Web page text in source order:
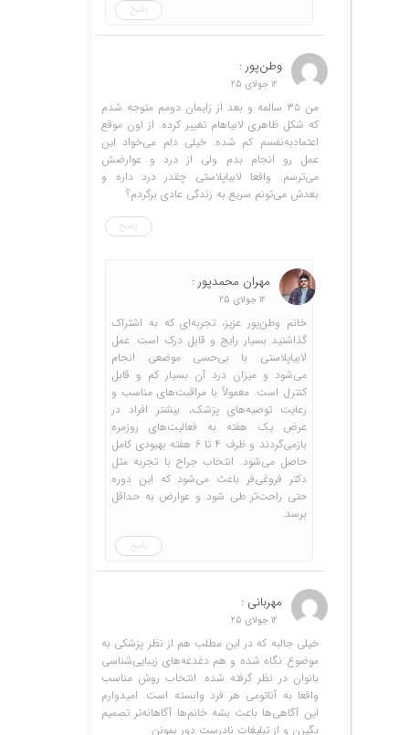
پاسخ
وطن‌پور :
12 جولای 25
من ۳۵ سالمه و بعد از زایمان دومم متوجه شدم
که شکل ظاهری لابیاهام تغییر کرده. از اون موقع
اعتمادبه‌نفسم کم شده. خیلی دلم می‌خواد این
عمل رو انجام بدم ولی از درد و عوارضش
می‌ترسم. واقعا لابیاپلاستی چقدر درد داره و
بعدش می‌تونم سریع به زندگی عادی برگردم؟
پاسخ
مهران محمدپور :
12 جولای 25
خانم وطن‌پور عزیز، تجربه‌ای که به اشتراک
گذاشتید بسیار رایج و قابل درک است. عمل
لابیاپلاستی با بی‌حسی موضعی انجام
می‌شود و میزان درد آن بسیار کم و قابل
کنترل است. معمولاً با مراقبت‌های مناسب و
رعایت توصیه‌های پزشک، بیشتر افراد در
عرض یک هفته به فعالیت‌های روزمره
بازمی‌گردند و ظرف ۴ تا ۶ هفته بهبودی کامل
حاصل می‌شود. انتخاب جراح با تجربه مثل
دکتر فروغی‌فر باعث می‌شود که این دوره
حتی راحت‌تر طی شود و عوارض به حداقل
برسد.
پاسخ
مهربانی :
12 جولای 25
خیلی جالبه که در این مطلب هم از نظر پزشکی به
موضوع نگاه شده و هم دغدغه‌های زیبایی‌شناسی
بانوان در نظر گرفته شده. انتخاب روش مناسب
واقعا به آناتومی هر فرد وابسته است. امیدوارم
این آگاهی‌ها باعث بشه خانم‌ها آگاهانه‌تر تصمیم
بگیرن و از تبلیغات نادرست دور بمونن.